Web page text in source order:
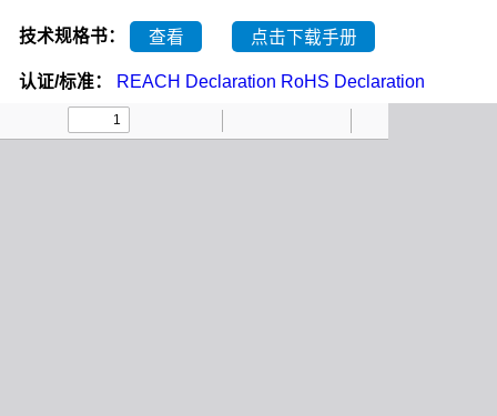
技术规格书： 查看 点击下载手册
认证/标准： REACH Declaration RoHS Declaration